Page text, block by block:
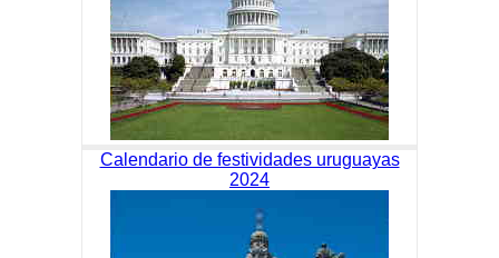
Calendario de festividades uruguayas
2024